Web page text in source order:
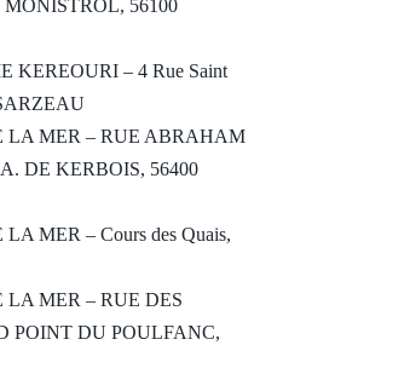
MONISTROL, 56100
KEREOURI – 4 Rue Saint
LA MER – RUE ABRAHAM
DE KERBOIS, 56400
MER – Cours des Quais,
LA MER – RUE DES
POINT DU POULFANC,